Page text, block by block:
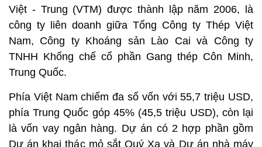
Việt - Trung (VTM) được thành lập năm 2006, là
công ty liên doanh giữa Tổng Công ty Thép Việt
Nam, Công ty Khoáng sản Lào Cai và Công ty
TNHH Khống chế cổ phần Gang thép Côn Minh,
Trung Quốc.
Phía Việt Nam chiếm đa số vốn với 55,7 triệu USD,
phía Trung Quốc góp 45% (45,5 triệu USD), còn lại
là vốn vay ngân hàng. Dự án có 2 hợp phần gồm
Dự án khai thác mỏ sắt Quý Xa và Dự án nhà máy